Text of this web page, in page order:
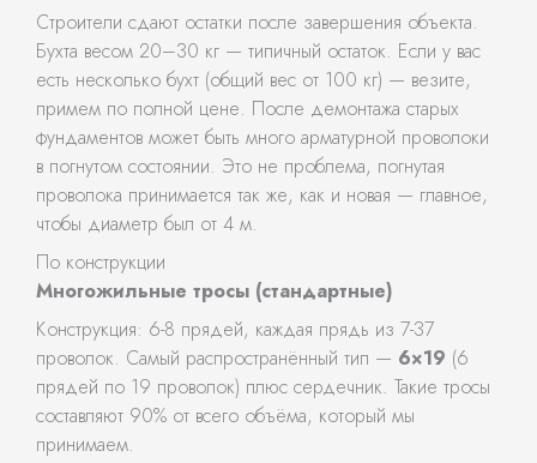
Строители сдают остатки после завершения объекта.
Бухта весом 20–30 кг — типичный остаток. Если у вас
есть несколько бухт (общий вес от 100 кг) — везите,
примем по полной цене. После демонтажа старых
фундаментов может быть много арматурной проволоки
в погнутом состоянии. Это не проблема, погнутая
проволока принимается так же, как и новая — главное,
чтобы диаметр был от 4 м.
По конструкции
Многожильные тросы (стандартные)
Конструкция: 6-8 прядей, каждая прядь из 7-37
проволок. Самый распространённый тип — 6×19 (6
прядей по 19 проволок) плюс сердечник. Такие тросы
составляют 90% от всего объёма, который мы
принимаем.